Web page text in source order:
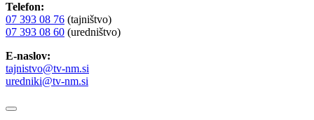
Telefon:
07 393 08 76 (tajništvo)
07 393 08 60 (uredništvo)
E-naslov:
tajnistvo@tv-nm.si
uredniki@tv-nm.si